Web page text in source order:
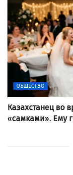
ОБЩЕСТВО
Казахстанец во
«самками». Ему